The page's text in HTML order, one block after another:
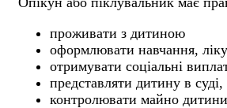
проживати з дитиною
оформлювати навчання,
отримувати соціальні
представляти дитину в
контролювати майно дитини